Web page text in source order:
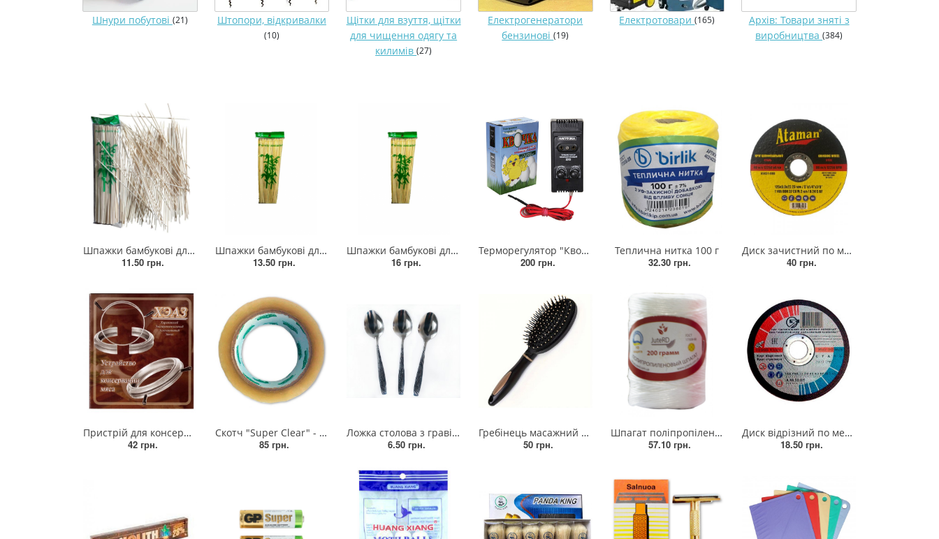
Шнури побутові (21) Штопори, відкривалки
(10)
Щітки для взуття, щітки
для чищення одягу та
килимів(27)
Електрогенератори
бензинові(19)
Електротовари(165)
Архів: Товари зняті з
виробництва(384)
Шпажки бамбукові для овочів та фруктів маленькі 20 см
11.50 грн.
Шпажки бамбукові для овочів та фруктів 30 см
13.50 грн.
Шпажки бамбукові для овочів та фруктів 35 см
16 грн.
Терморегулятор "Квочка 2" плавнозагасаючий
200 грн.
Теплична нитка 100 г
32.30 грн.
Диск зачистний по металу "Ataman" 125*6,0*22,23 мм, коло для болгарки
40 грн.
Пристрій для консервування м'яса, затискач для тушонки
42 грн.
Скотч "Super Clear" - прозорий, пакувальний. Рулон 700 м, ширина 45 мм, діаметр 130 мм
85 грн.
Ложка столова з гравіюванням "Мечел" - нержавіюча сталь. (BLV-1)
6.50 грн.
Гребінець масажний антистатичний з повітряною подушкою, гребінець для укладання волосся
50 грн.
Шпагат поліпропіленовий Jute RD 200 грам
57.10 грн.
Диск відрізний по металу 125*1,2*22,23мм 14А F46 зі 39 41 43 BF M, Запоріжобразив, коло для болгарки
18.50 грн.